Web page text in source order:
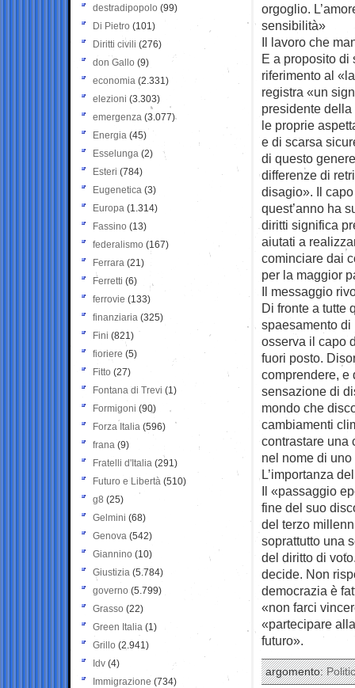
orgoglio.
sensibilità»
Il lavoro che
E a proposito di
riferimento al
registra «un
presidente
le proprie
e di scarsa
di questo
differenze di
disagio». Il
quest’anno ha
diritti significa
aiutati a
cominciare dai
per la maggior
Il messaggio
Di fronte a tutte
spaesamento
osserva il capo
fuori posto.
comprendere, e
sensazione di
mondo che
cambiamenti
contrastare una
nel nome di
L’importanza
Il «passaggio
fine del suo
del terzo
soprattutto una
del diritto di
decide. Non
democrazia è
«non farci
«partecipare
futuro».
argomento:
destradipopolo (99)
Di Pietro (101)
Diritti civili (276)
don Gallo (9)
economia (2.331)
elezioni (3.303)
emergenza (3.077)
Energia (45)
Esselunga (2)
Esteri (784)
Eugenetica (3)
Europa (1.314)
Fassino (13)
federalismo (167)
Ferrara (21)
Ferretti (6)
ferrovie (133)
finanziaria (325)
Fini (821)
fioriere (5)
Fitto (27)
Fontana di Trevi (1)
Formigoni (90)
Forza Italia (596)
frana (9)
Fratelli d'Italia (291)
Futuro e Libertà (510)
g8 (25)
Gelmini (68)
Genova (542)
Giannino (10)
Giustizia (5.784)
governo (5.799)
Grasso (22)
Green Italia (1)
Grillo (2.941)
Idv (4)
Immigrazione (734)